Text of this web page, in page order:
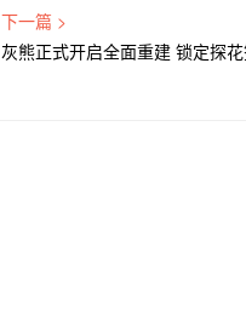
下一篇 >
灰熊正式开启全面重建 锁定探